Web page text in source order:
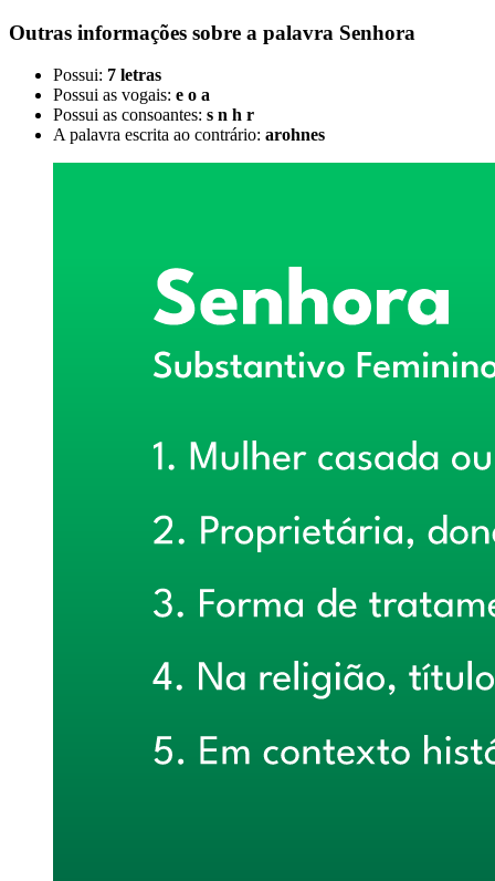
Outras informações sobre a palavra Senhora
Possui: 7 letras
Possui as vogais: e o a
Possui as consoantes: s n h r
A palavra escrita ao contrário: arohnes